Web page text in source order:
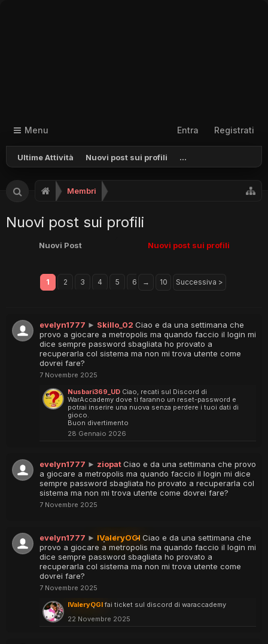
Menu
Ultime Attività Nuovi post sui profili ...
Entra Registrati
Membri
Nuovi post sui profili
Nuovi Post Nuovi post sui profili
1 2 3 4 5 6 → 10 Successiva >
evelyn1777 ► Skillo_02 Ciao e da una settimana che
provo a giocare a metropolis ma quando faccio il login mi
dice sempre password sbagliata ho provato a
recuperarla col sistema ma non mi trova utente come
dovrei fare?
7 Novembre 2025
Nusbari369_UD Ciao, recati sul Discord di
WarAccademy dove ti faranno un reset-password e
potrai inserire una nuova senza perdere i tuoi dati di
gioco.
Buon divertimento
28 Gennaio 2026
evelyn1777 ► ziopatCiao e da una settimana che provo
a giocare a metropolis ma quando faccio il login mi dice
sempre password sbagliata ho provato a recuperarla col
sistema ma non mi trova utente come dovrei fare?
7 Novembre 2025
evelyn1777 ► IValeryOGI Ciao e da una settimana che
provo a giocare a metropolis ma quando faccio il login mi
dice sempre password sbagliata ho provato a
recuperarla col sistema ma non mi trova utente come
dovrei fare?
7 Novembre 2025
IValeryOGI fai ticket sul discord di waraccademy
22 Novembre 2025